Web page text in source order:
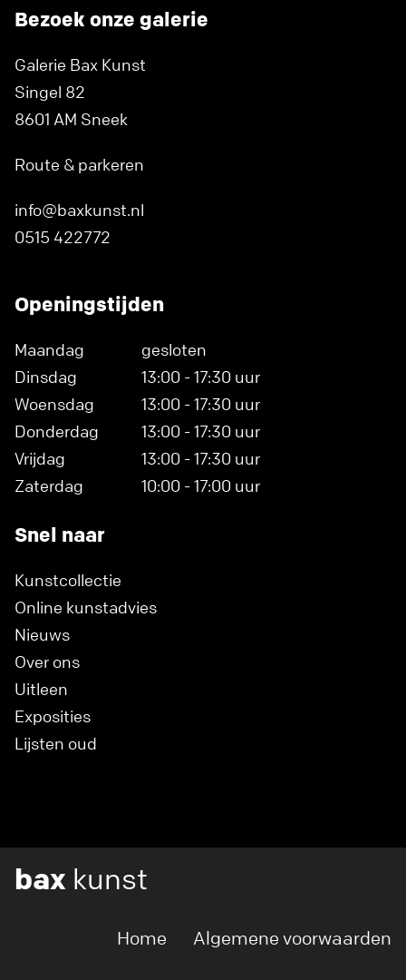
Bezoek onze galerie
Galerie Bax Kunst
Singel 82
8601 AM Sneek
Route & parkeren
info@baxkunst.nl
0515 422772
Openingstijden
Maandag
gesloten
Dinsdag
13:00 - 17:30 uur
Woensdag
13:00 - 17:30 uur
Donderdag
13:00 - 17:30 uur
Vrijdag
13:00 - 17:30 uur
Zaterdag
10:00 - 17:00 uur
Snel naar
Kunstcollectie
Online kunstadvies
Nieuws
Over ons
Uitleen
Exposities
Lijsten oud
bax kunst
Home Algemene voorwaarden